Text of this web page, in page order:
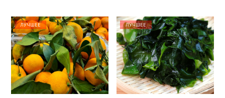
ЛУЧШЕЕ ЛУЧШЕЕ